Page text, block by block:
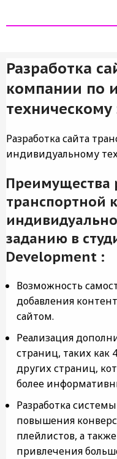
Разработка
компании по
Разработка сайта
индивидуальному
Преимущества
транспортной
заданию в
Development :
Возможность
добавления
сайтом.
Реализация
страниц, таких как
других страниц,
более
Разработка
повышения
плейлистов, а
привлечения